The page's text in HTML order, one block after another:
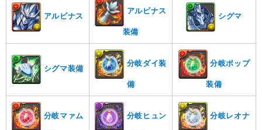
アルビナス
アルビナス
装備
シグマ
シグマ装備
分岐ダイ装
備
分岐ポップ
装備
分岐マァム 分岐ヒュン 分岐レオナ